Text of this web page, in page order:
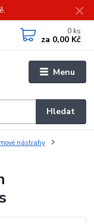
Menu
Hledat
0 ks
za 0,00 Kč
nástrahy